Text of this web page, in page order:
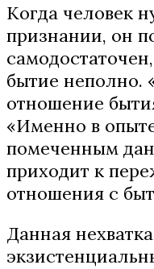
Когда человек
признании, он
бытие неполно.
отношение
«Именно в
помеченным
приходит к
отношения с
Данная